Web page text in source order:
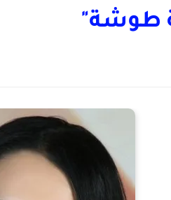
طوشة"